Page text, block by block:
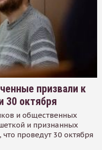
призвали к
30 октября
и общественных
и признанных
проведут 30 октября